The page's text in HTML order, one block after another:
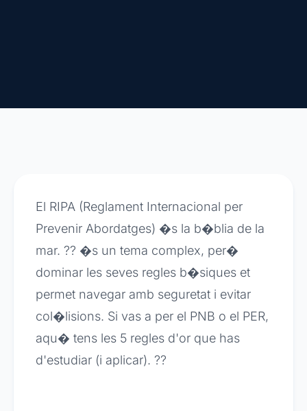
El RIPA (Reglament Internacional per
Prevenir Abordatges) �s la b�blia de la
mar. ?? �s un tema complex, per�
dominar les seves regles b�siques et
permet navegar amb seguretat i evitar
col�lisions. Si vas a per el PNB o el PER,
aqu� tens les 5 regles d'or que has
d'estudiar (i aplicar). ??